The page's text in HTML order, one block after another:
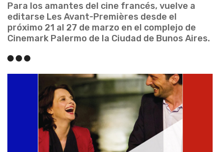
Para los amantes del cine francés, vuelve a
editarse Les Avant-Premières desde el
próximo 21 al 27 de marzo en el complejo de
Cinemark Palermo de la Ciudad de Bunos Aires.